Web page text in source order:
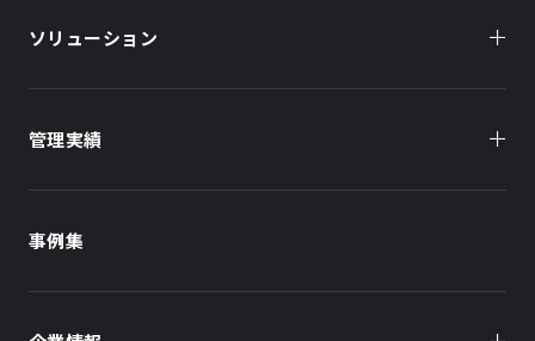
ソリューション
オーナー様向け
オフィスビル
管理実績
事例集